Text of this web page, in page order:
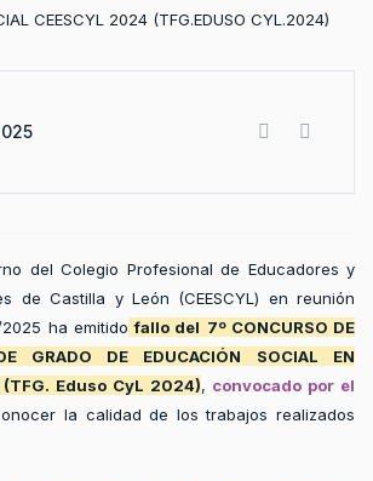
del Colegio Profesional de Educadores y
de Castilla y León (CEESCYL) en reunión
ha emitido fallo del 7º CONCURSO DE
GRADO DE EDUCACIÓN SOCIAL EN
(TFG. Eduso CyL 2024), convocado por el
la calidad de los trabajos realizados